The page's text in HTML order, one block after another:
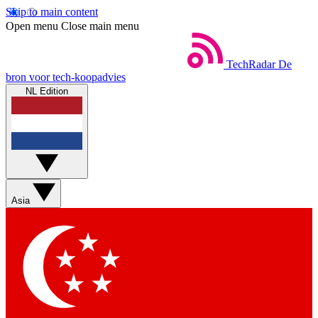
Skip to main content
Open menu Close main menu
TechRadar De
bron voor tech-koopadvies
NL Edition
Asia